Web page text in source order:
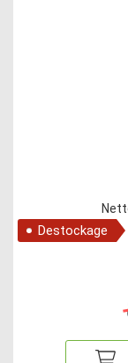
Destockage